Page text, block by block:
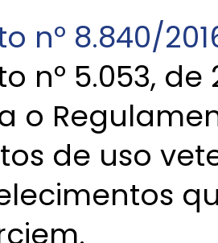
nº 8.840/
nº 5.053,
o
de uso